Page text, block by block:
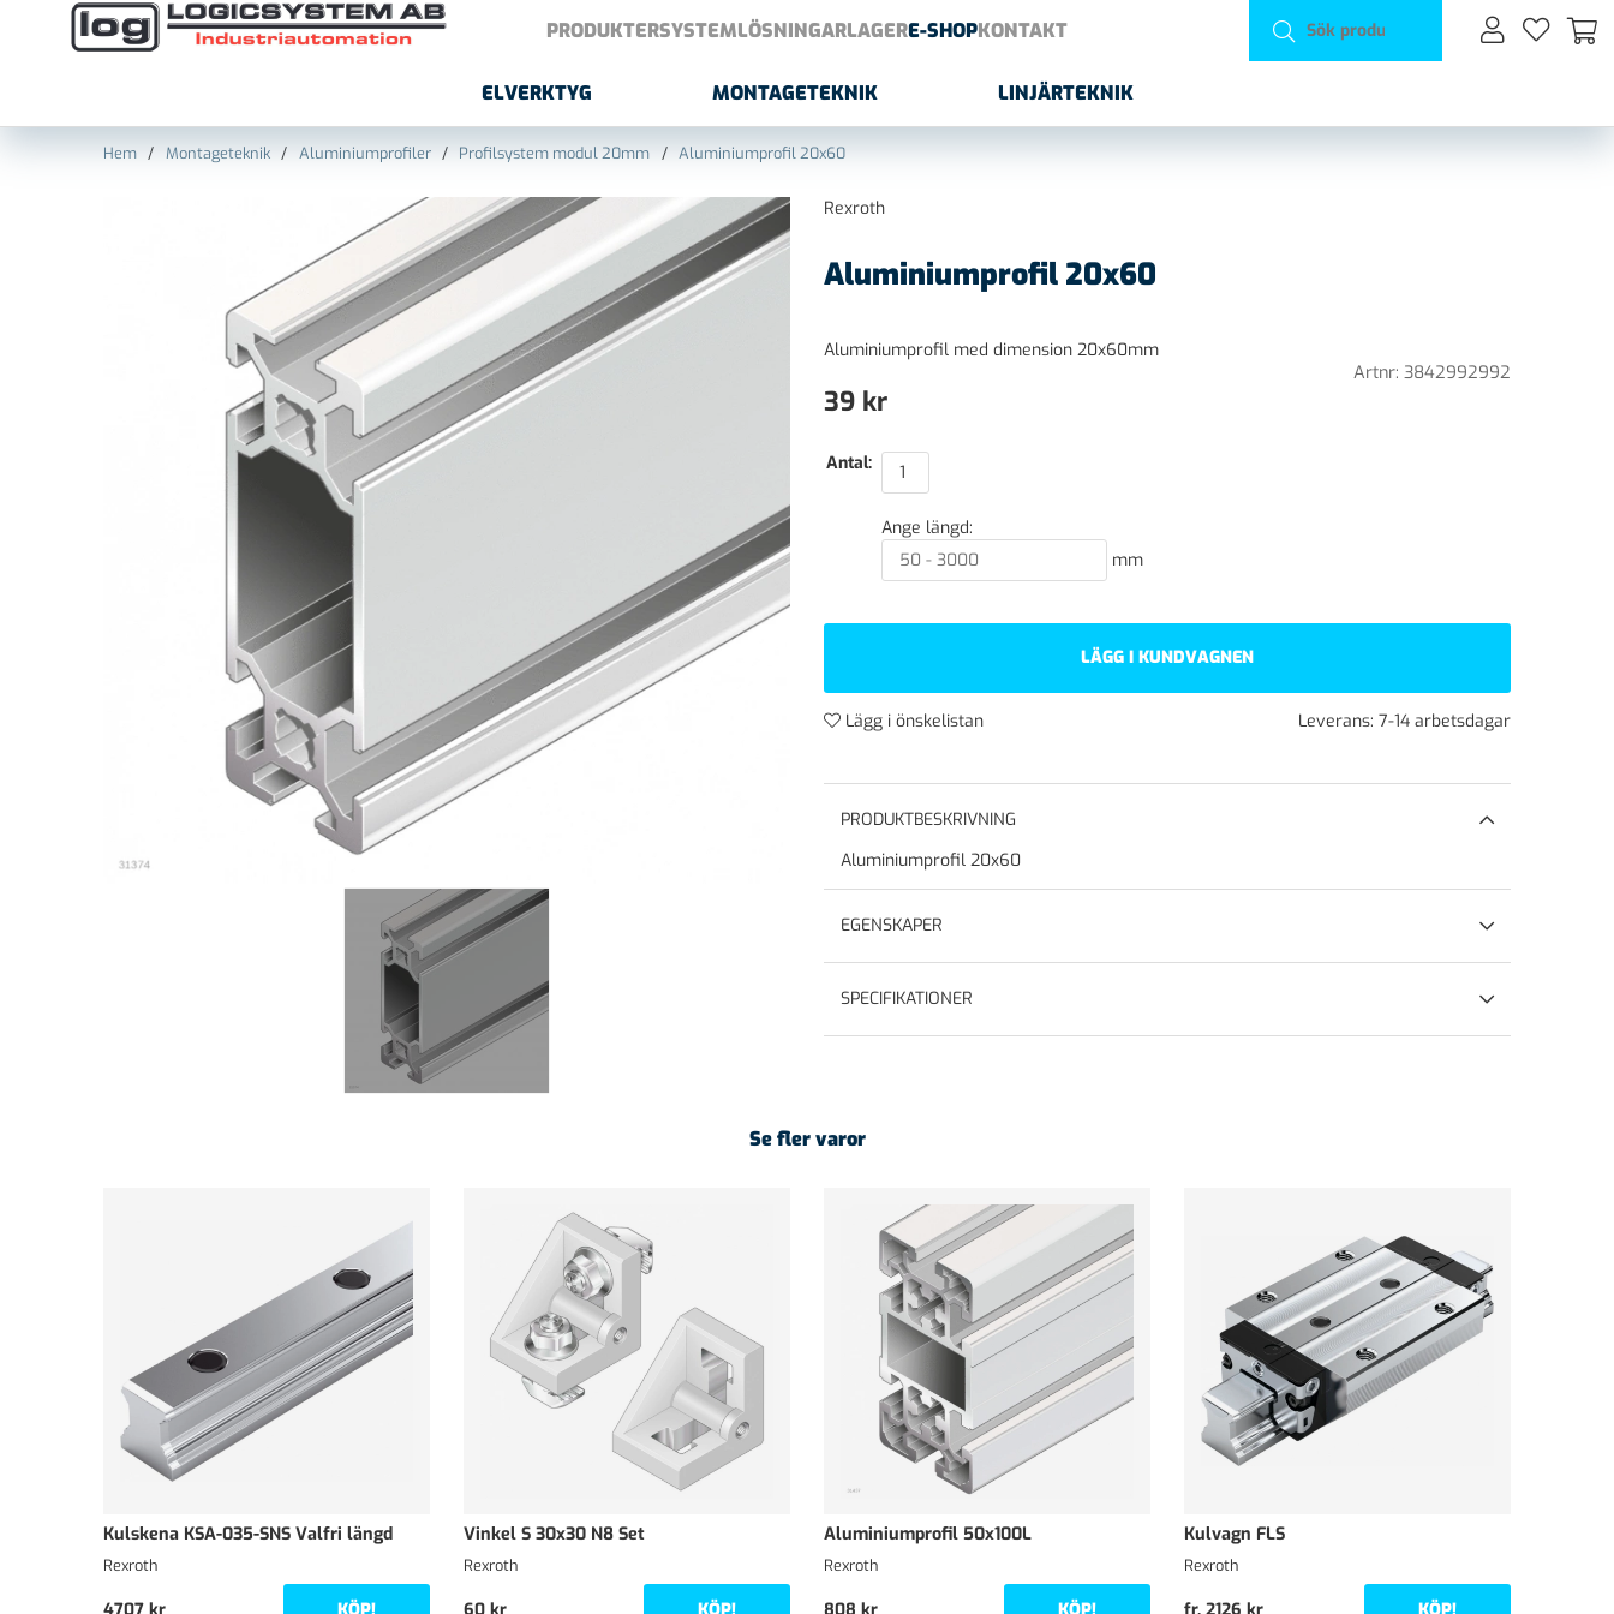
PRODUKTERSYSTEMLÖSNINGARLAGERE-SHOPKONTAKT
ELVERKTYG MONTAGETEKNIK LINJÄRTEKNIK
Hem Montageteknik Aluminiumprofiler Profilsystem modul 20mm Aluminiumprofil 20x60
Rexroth
Aluminiumprofil 20x60
Aluminiumprofil med dimension 20x60mm
Artnr: 3842992992
39 kr
Antal:
Ange längd:
mm
LÄGG I KUNDVAGNEN
Lägg i önskelistan Leverans: 7-14 arbetsdagar
PRODUKTBESKRIVNING
Aluminiumprofil 20x60
EGENSKAPER
SPECIFIKATIONER
Se fler varor
Kulskena KSA-035-SNS Valfri längd
Rexroth
KÖP!
Vinkel S 30x30 N8 Set
Rexroth
KÖP!
Aluminiumprofil 50x100L
Rexroth
KÖP!
Kulvagn FLS
Rexroth
KÖP!